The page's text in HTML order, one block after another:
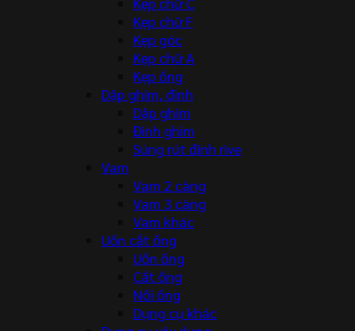
Kẹp chữ F
Kẹp góc
Kẹp chữ A
Kẹp ống
Dập ghim, đinh
Dập ghim
Đinh ghim
Súng rút đinh rive
Vam
Vam 2 càng
Vam 3 càng
Vam khác
Uốn cắt ống
Uốn ống
Cắt ống
Nối ống
Dụng cụ khác